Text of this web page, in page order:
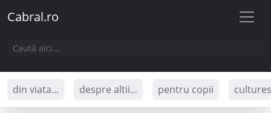
Cabral.ro
din viata... despre altii... pentru copii